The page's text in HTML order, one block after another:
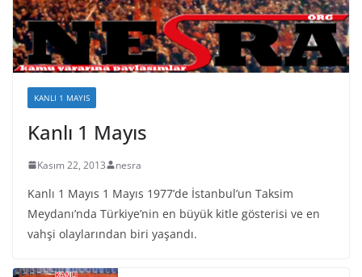
KANLI 1 MAYIS
Kanlı 1 Mayıs
Kasım 22, 2013 nesra
Kanlı 1 Mayıs 1 Mayıs 1977’de İstanbul’un Taksim
Meydanı’nda Türkiye’nin en büyük kitle gösterisi ve en
vahşi olaylarından biri yaşandı.